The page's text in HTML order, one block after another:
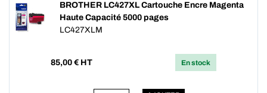
BROTHER LC427XL Cartouche Encre Magenta
Haute Capacité 5000 pages
LC427XLM
85,00 € HT En stock